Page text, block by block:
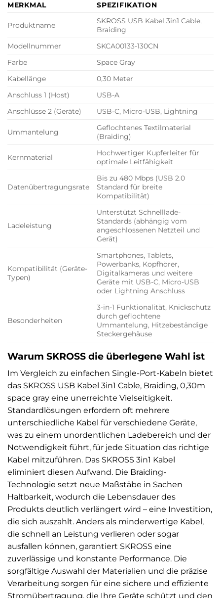
MERKMAL SPEZIFIKATION
Produktname
SKROSS USB Kabel 3in1 Cable,
Braiding
Modellnummer
SKCA00133-130CN
Farbe
Space Gray
Kabellänge
0,30 Meter
Anschluss 1 (Host)
USB-A
Anschlüsse 2 (Geräte)
USB-C, Micro-USB, Lightning
Ummantelung
Geflochtenes Textilmaterial
(Braiding)
Kernmaterial
Hochwertiger Kupferleiter für
optimale Leitfähigkeit
Datenübertragungsrate
Bis zu 480 Mbps (USB 2.0
Standard für breite
Kompatibilität)
Ladeleistung
Unterstützt Schnelllade-
Standards (abhängig vom
angeschlossenen Netzteil und
Gerät)
Kompatibilität (Geräte-
Typen)
Smartphones, Tablets,
Powerbanks, Kopfhörer,
Digitalkameras und weitere
Geräte mit USB-C, Micro-USB
oder Lightning Anschluss
Besonderheiten
3-in-1 Funktionalität, Knickschutz
durch geflochtene
Ummantelung, Hitzebeständige
Steckergehäuse
Warum SKROSS die überlegene Wahl ist
Im Vergleich zu einfachen Single-Port-Kabeln bietet
das SKROSS USB Kabel 3in1 Cable, Braiding, 0,30m
space gray eine unerreichte Vielseitigkeit.
Standardlösungen erfordern oft mehrere
unterschiedliche Kabel für verschiedene Geräte,
was zu einem unordentlichen Ladebereich und der
Notwendigkeit führt, für jede Situation das richtige
Kabel mitzuführen. Das SKROSS 3in1 Kabel
eliminiert diesen Aufwand. Die Braiding-
Technologie setzt neue Maßstäbe in Sachen
Haltbarkeit, wodurch die Lebensdauer des
Produkts deutlich verlängert wird – eine Investition,
die sich auszahlt. Anders als minderwertige Kabel,
die schnell an Leistung verlieren oder sogar
ausfallen können, garantiert SKROSS eine
zuverlässige und konstante Performance. Die
sorgfältige Auswahl der Materialien und die präzise
Verarbeitung sorgen für eine sichere und effiziente
Stromübertragung, die Ihre Geräte schützt und den